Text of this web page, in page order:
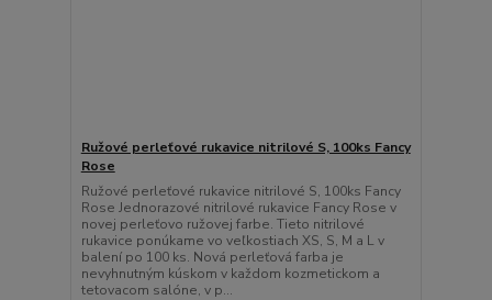
Ružové perleťové rukavice nitrilové S, 100ks Fancy
Rose
Ružové perleťové rukavice nitrilové S, 100ks Fancy
Rose Jednorazové nitrilové rukavice Fancy Rose v
novej perleťovo ružovej farbe. Tieto nitrilové
rukavice ponúkame vo veľkostiach XS, S, M a L v
balení po 100 ks. Nová perleťová farba je
nevyhnutným kúskom v každom kozmetickom a
tetovacom salóne, v p...